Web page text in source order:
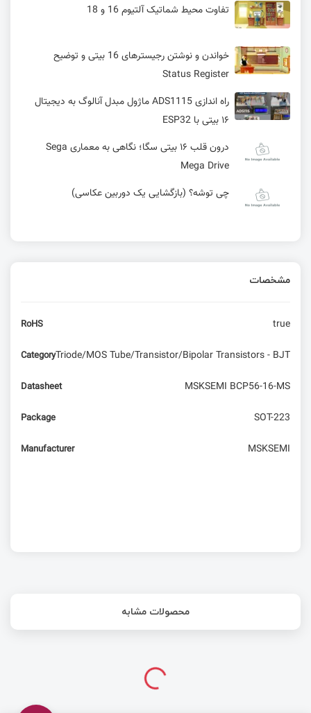
تفاوت محیط شماتیک آلتیوم 16 و 18
خواندن و نوشتن رجیسترهای 16 بیتی و توضیح
Status Register
راه اندازی ADS1115 ماژول مبدل آنالوگ به دیجیتال
۱۶ بیتی با ESP32
درون قلب ۱۶ بیتی سگا؛ نگاهی به معماری Sega
Mega Drive
چی توشه؟ (بازگشایی یک دوربین عکاسی)
مشخصات
RoHS true
CategoryTriode/MOS Tube/Transistor/Bipolar Transistors - BJT
Datasheet MSKSEMI BCP56-16-MS
Package SOT-223
Manufacturer MSKSEMI
محصولات مشابه